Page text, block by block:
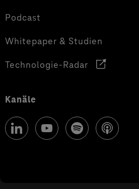
Podcast
Whitepaper & Studien
Technologie-Radar
Kanäle